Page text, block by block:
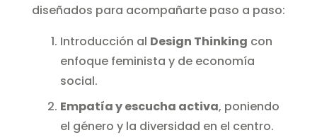
diseñados para acompañarte paso a paso:
Introducción al Design Thinking con
enfoque feminista y de economía
social.
Empatía y escucha activa, poniendo
el género y la diversidad en el centro.